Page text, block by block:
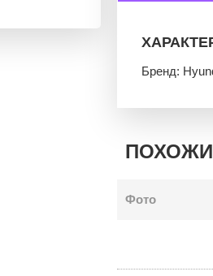
Бренд:
Фото